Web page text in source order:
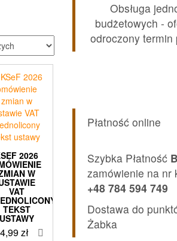
2026
W
VAT
TEKST
USTAWY
zł
Obsługa
budżetowych -
odroczony termin
Płatność online
Szybka Płatność
zamówienie na nr
+48 784 594 749
Dostawa do
Żabka